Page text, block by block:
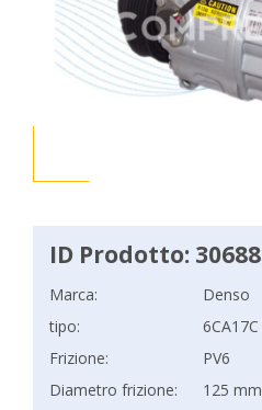
ID Prodotto: 30688
Marca:
Denso
tipo:
6CA17C
Frizione:
PV6
Diametro frizione:
125 mm